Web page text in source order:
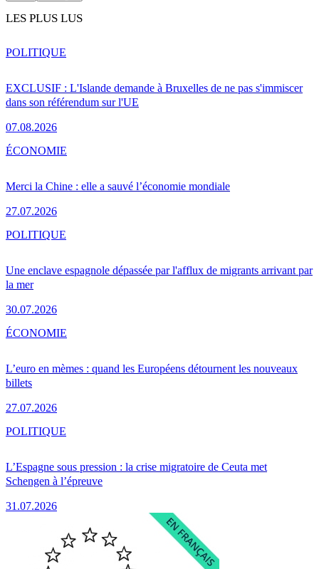
LES PLUS LUS
EXCLUSIF : L'Islande demande à Bruxelles de ne pas s'immiscer
dans son référendum sur l'UE
07.08.2026
POLITIQUE
Merci la Chine : elle a sauvé l’économie mondiale
27.07.2026
ÉCONOMIE
Une enclave espagnole dépassée par l'afflux de migrants arrivant par
la mer
30.07.2026
POLITIQUE
L’euro en mèmes : quand les Européens détournent les nouveaux
billets
27.07.2026
ÉCONOMIE
L’Espagne sous pression : la crise migratoire de Ceuta met
Schengen à l’épreuve
31.07.2026
POLITIQUE